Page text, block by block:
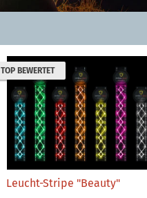
TOP BEWERTET
Leucht-Stripe "Beauty"